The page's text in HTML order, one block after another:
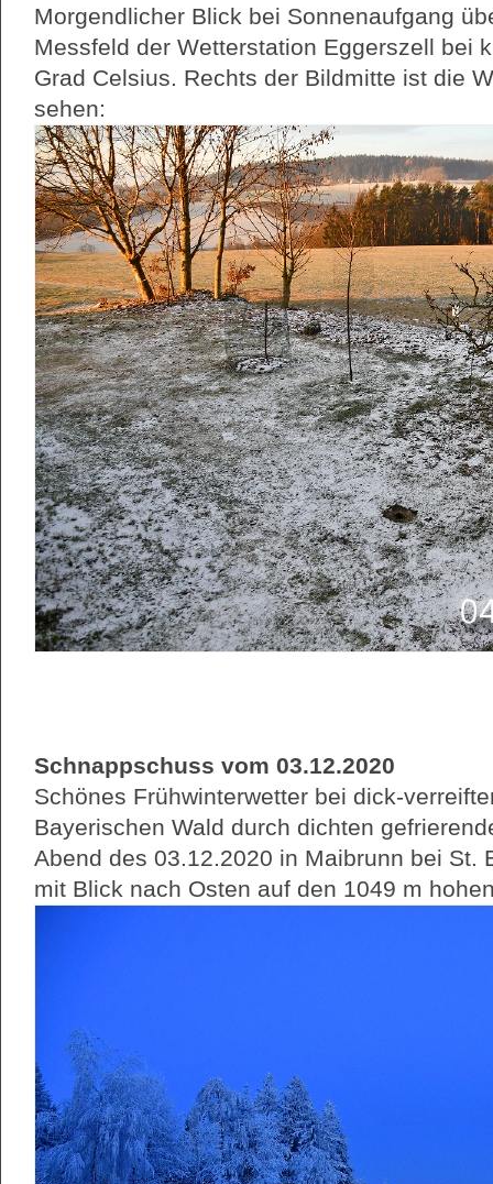
Morgendlicher Blick bei Sonnenaufgang
Messfeld der Wetterstation Eggerszell bei
Grad Celsius. Rechts der Bildmitte ist die
sehen:
Schnappschuss vom 03.12.2020
Schönes Frühwinterwetter bei dick-
Bayerischen Wald durch dichten
Abend des 03.12.2020 in Maibrunn bei St.
mit Blick nach Osten auf den 1049 m